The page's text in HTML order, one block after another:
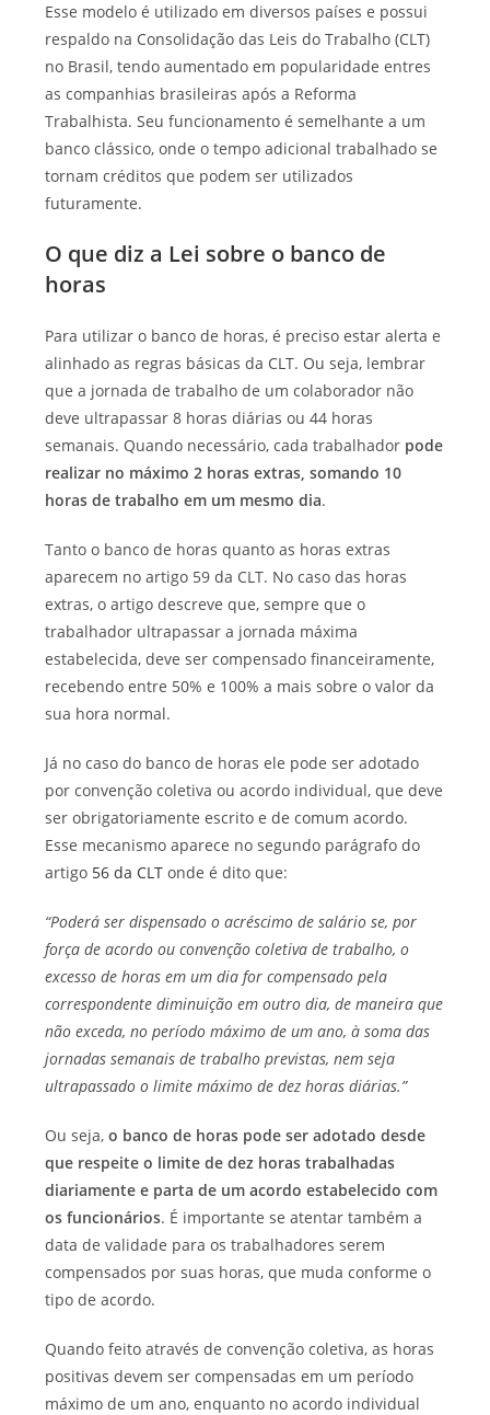
Esse modelo é utilizado em diversos países e possui
respaldo na Consolidação das Leis do Trabalho (CLT)
no Brasil, tendo aumentado em popularidade entres
as companhias brasileiras após a Reforma
Trabalhista. Seu funcionamento é semelhante a um
banco clássico, onde o tempo adicional trabalhado se
tornam créditos que podem ser utilizados
futuramente.
O que diz a Lei sobre o banco de
horas
Para utilizar o banco de horas, é preciso estar alerta e
alinhado as regras básicas da CLT. Ou seja, lembrar
que a jornada de trabalho de um colaborador não
deve ultrapassar 8 horas diárias ou 44 horas
semanais. Quando necessário, cada trabalhador pode
realizar no máximo 2 horas extras, somando 10
horas de trabalho em um mesmo dia.
Tanto o banco de horas quanto as horas extras
aparecem no artigo 59 da CLT. No caso das horas
extras, o artigo descreve que, sempre que o
trabalhador ultrapassar a jornada máxima
estabelecida, deve ser compensado financeiramente,
recebendo entre 50% e 100% a mais sobre o valor da
sua hora normal.
Já no caso do banco de horas ele pode ser adotado
por convenção coletiva ou acordo individual, que deve
ser obrigatoriamente escrito e de comum acordo.
Esse mecanismo aparece no segundo parágrafo do
artigo 56 da CLT onde é dito que:
“Poderá ser dispensado o acréscimo de salário se, por
força de acordo ou convenção coletiva de trabalho, o
excesso de horas em um dia for compensado pela
correspondente diminuição em outro dia, de maneira que
não exceda, no período máximo de um ano, à soma das
jornadas semanais de trabalho previstas, nem seja
ultrapassado o limite máximo de dez horas diárias.”
Ou seja,o banco de horas pode ser adotado desde
que respeite o limite de dez horas trabalhadas
diariamente e parta de um acordo estabelecido com
os funcionários. É importante se atentar também a
data de validade para os trabalhadores serem
compensados por suas horas, que muda conforme o
tipo de acordo.
Quando feito através de convenção coletiva, as horas
positivas devem ser compensadas em um período
máximo de um ano, enquanto no acordo individual